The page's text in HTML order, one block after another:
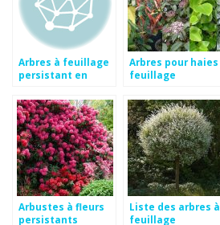
Arbres à feuillage
persistant en
Arbres pour haies
feuillage
Arbustes à fleurs
persistants
Liste des arbres à
feuillage